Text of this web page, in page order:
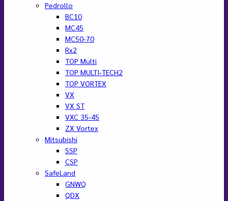
Pedrollo
BC10
MC45
MC50-70
Rx2
TOP Multi
TOP MULTI-TECH2
TOP VORTEX
VX
VX ST
VXC 35-45
ZX Vortex
Mitsubishi
SSP
CSP
SafeLand
GNWQ
QDX